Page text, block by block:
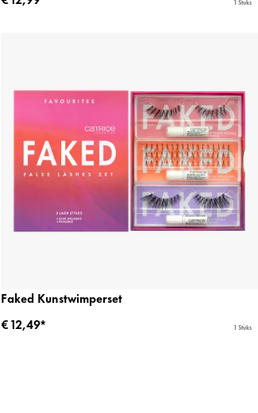
1 Stuks
Faked Kunstwimperset
€ 12,49*
1 Stuks